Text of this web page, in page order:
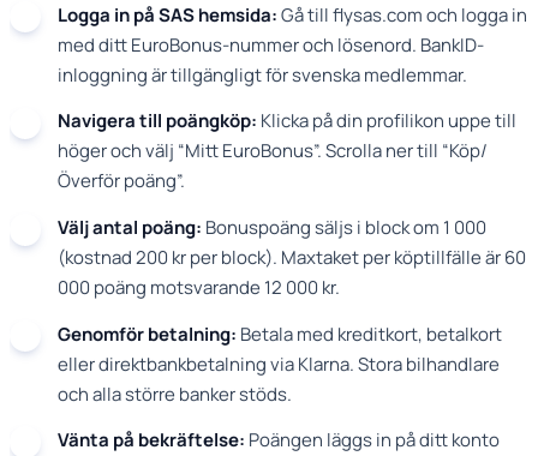
Logga in på SAS hemsida:Gå till flysas.com och logga in
med ditt EuroBonus-nummer och lösenord. BankID-
inloggning är tillgängligt för svenska medlemmar.
Navigera till poängköp: Klicka på din profilikon uppe till
höger och välj “Mitt EuroBonus”. Scrolla ner till “Köp/
Överför poäng”.
Välj antal poäng: Bonuspoäng säljs i block om 1 000
(kostnad 200 kr per block). Maxtaket per köptillfälle är 60
000 poäng motsvarande 12 000 kr.
Genomför betalning: Betala med kreditkort, betalkort
eller direktbankbetalning via Klarna. Stora bilhandlare
och alla större banker stöds.
Vänta på bekräftelse: Poängen läggs in på ditt konto